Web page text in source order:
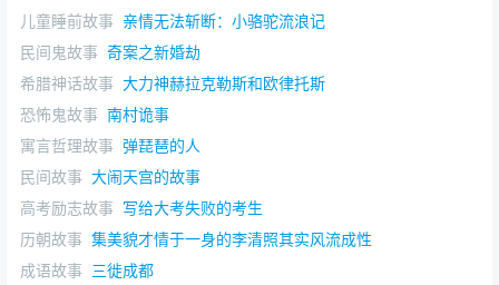
儿童睡前故事 亲情无法斩断：小骆驼流浪记
民间鬼故事 奇案之新婚劫
希腊神话故事 大力神赫拉克勒斯和欧律托斯
恐怖鬼故事 南村诡事
寓言哲理故事 弹琵琶的人
民间故事 大闹天宫的故事
高考励志故事 写给大考失败的考生
历朝故事 集美貌才情于一身的李清照其实风流成性
成语故事 三徙成都